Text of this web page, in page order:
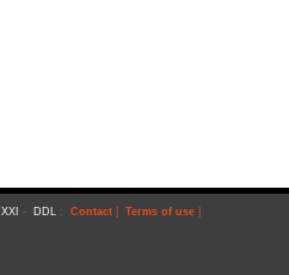
IXXI - DDL : Contact Terms of use